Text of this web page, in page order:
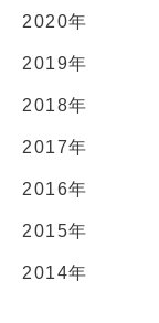
2020年
2019年
2018年
2017年
2016年
2015年
2014年